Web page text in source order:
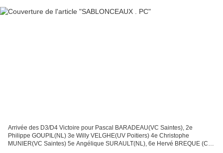
Arrivée des D3/D4 Victoire pour Pascal BARADEAU(VC Saintes), 2e
Philippe GOUPIL(NL) 3e Willy VELGHE(UV Poitiers) 4e Christophe
MUNIER(VC Saintes) 5e Angélique SURAULT(NL), 6e Hervé BREQUE (CA